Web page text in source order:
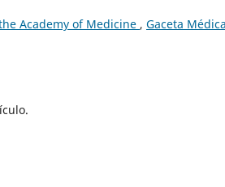
Academy of Medicine , Gaceta